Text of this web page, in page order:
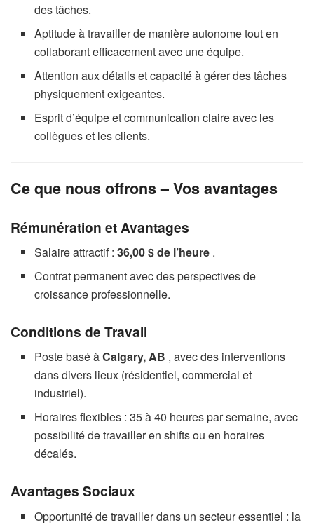
des tâches.
Aptitude à travailler de manière autonome tout en
collaborant efficacement avec une équipe.
Attention aux détails et capacité à gérer des tâches
physiquement exigeantes.
Esprit d’équipe et communication claire avec les
collègues et les clients.
Ce que nous offrons – Vos avantages
Rémunération et Avantages
Salaire attractif :36,00 $ de l’heure .
Contrat permanent avec des perspectives de
croissance professionnelle.
Conditions de Travail
Poste basé àCalgary, AB , avec des interventions
dans divers lieux (résidentiel, commercial et
industriel).
Horaires flexibles : 35 à 40 heures par semaine, avec
possibilité de travailler en shifts ou en horaires
décalés.
Avantages Sociaux
Opportunité de travailler dans un secteur essentiel : la